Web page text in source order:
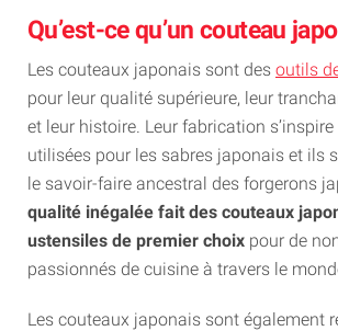
Qu’est-ce qu’un couteau
Les couteaux japonais sont des outils
pour leur qualité supérieure, leur
et leur histoire. Leur fabrication
utilisées pour les sabres japonais et ils
le savoir-faire ancestral des forgerons
qualité inégalée fait des couteaux
ustensiles de premier choix pour de
passionnés de cuisine à travers le
Les couteaux japonais sont également